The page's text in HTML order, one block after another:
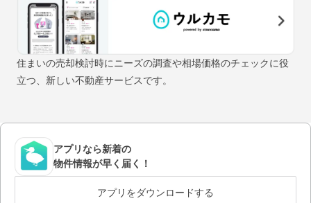
住まいの売却検討時にニーズの調査や相場価格のチェックに役
立つ、新しい不動産サービスです。
アプリなら新着の
物件情報が早く届く！
アプリをダウンロードする